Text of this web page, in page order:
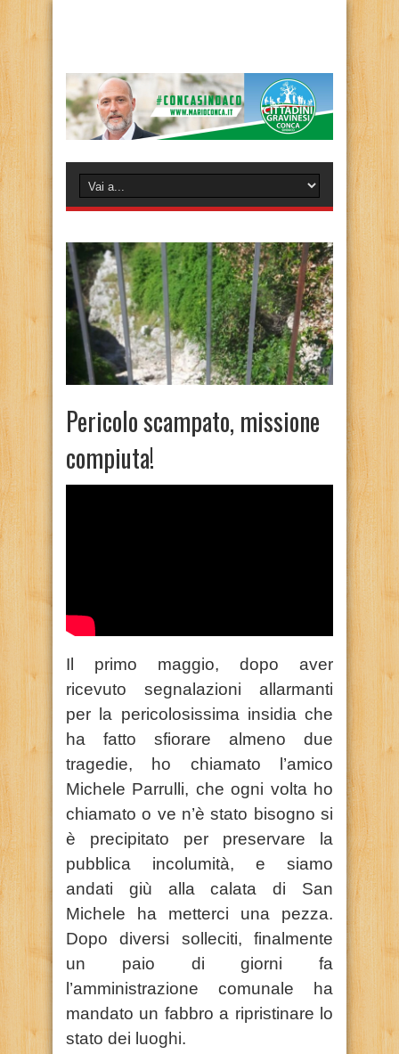
Pericolo scampato, missione
compiuta!
Il primo maggio, dopo aver
ricevuto segnalazioni allarmanti
per la pericolosissima insidia che
ha fatto sfiorare almeno due
tragedie, ho chiamato l’amico
Michele Parrulli, che ogni volta ho
chiamato o ve n’è stato bisogno si
è precipitato per preservare la
pubblica incolumità, e siamo
andati giù alla calata di San
Michele ha metterci una pezza.
Dopo diversi solleciti, finalmente
un paio di giorni fa
l’amministrazione comunale ha
mandato un fabbro a ripristinare lo
stato dei luoghi.